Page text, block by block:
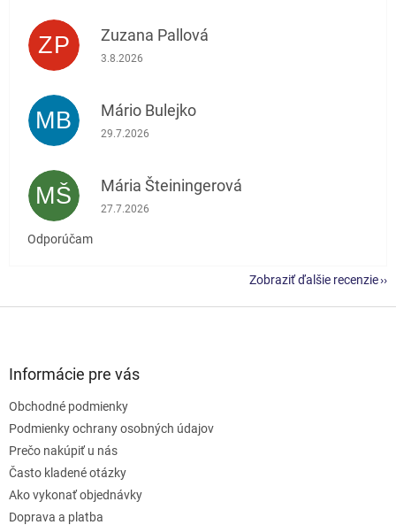
ZP Zuzana Pallová
Hodnotenie obchodu je 5 z 5 hviezdičiek.
3.8.2026
MB Mário Bulejko
Hodnotenie obchodu je 5 z 5 hviezdičiek.
29.7.2026
MŠ Mária Šteiningerová
Hodnotenie obchodu je 5 z 5 hviezdičiek.
27.7.2026
Odporúčam
Zobraziť ďalšie recenzie
Informácie pre vás
Obchodné podmienky
Podmienky ochrany osobných údajov
Prečo nakúpiť u nás
Často kladené otázky
Ako vykonať objednávky
Doprava a platba